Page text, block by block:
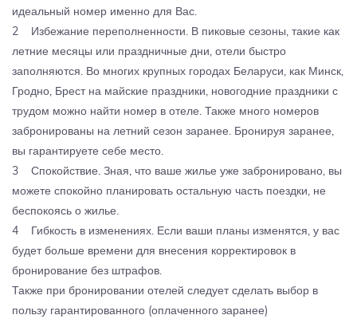
идеальный номер именно для Вас.
2 Избежание переполненности. В пиковые сезоны, такие как
летние месяцы или праздничные дни, отели быстро
заполняются. Во многих крупных городах Беларуси, как Минск,
Гродно, Брест на майские праздники, новогодние праздники с
трудом можно найти номер в отеле. Также много номеров
забронированы на летний сезон заранее. Бронируя заранее,
вы гарантируете себе место.
3 Спокойствие. Зная, что ваше жилье уже забронировано, вы
можете спокойно планировать остальную часть поездки, не
беспокоясь о жилье.
4 Гибкость в изменениях. Если ваши планы изменятся, у вас
будет больше времени для внесения корректировок в
бронирование без штрафов.
Также при бронировании отелей следует сделать выбор в
пользу гарантированного (оплаченного заранее)